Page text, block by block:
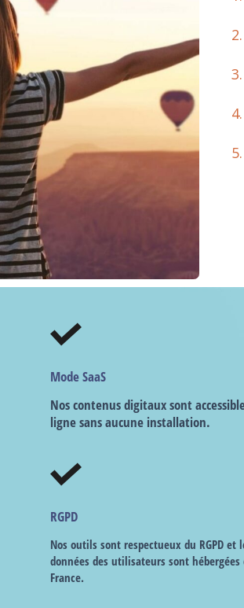
Mode SaaS
Nos contenus digitaux sont
ligne sans aucune installation.
RGPD
Nos outils sont respectueux du RGPD et
données des utilisateurs sont hébergées
France.